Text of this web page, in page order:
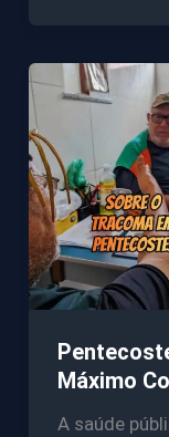
Máximo
A saúde